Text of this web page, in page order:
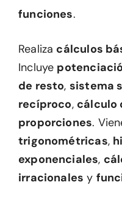
funciones.
Realiza cálculos
Incluye
de resto, sistema
recíproco, cálculo
proporciones.
trigonométricas,
exponenciales,
irracionales y